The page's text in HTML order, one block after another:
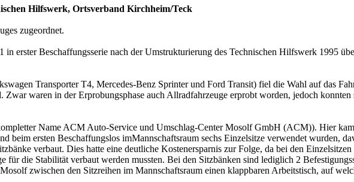
Hilfswerk, Ortsverband Kirchheim/Teck
zugeordnet.
erster Beschaffungsserie nach der Umstrukturierung des Technischen Hilfswerk 1995
Transporter T4, Mercedes-Benz Sprinter und Ford Transit) fiel die Wahl auf das
waren in der Erprobungsphase auch Allradfahrzeuge erprobt worden, jedoch
Name ACM Auto-Service und Umschlag-Center Mosolf GmbH (ACM)). Hier
beim ersten Beschaffungslos imMannschaftsraum sechs Einzelsitze verwendet wurden,
verbaut. Dies hatte eine deutliche Kostenersparnis zur Folge, da bei den Einzelsitzen
für die Stabilität verbaut werden mussten. Bei den Sitzbänken sind lediglich 2
zwischen den Sitzreihen im Mannschaftsraum einen klappbaren Arbeitstisch, auf